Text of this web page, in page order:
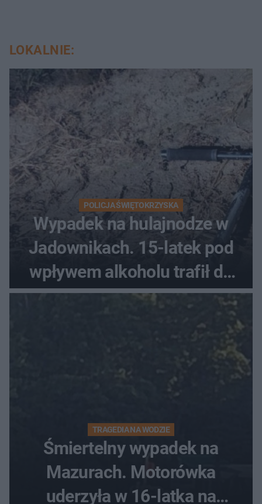
LOKALNIE:
POLICJA ŚWIĘTOKRZYSKA
Wypadek na hulajnodze w
Jadownikach. 15-latek pod
wpływem alkoholu trafił do
szpitala
TRAGEDIA NA WODZIE
Śmiertelny wypadek na
Mazurach. Motorówka
uderzyła w 16-latka na